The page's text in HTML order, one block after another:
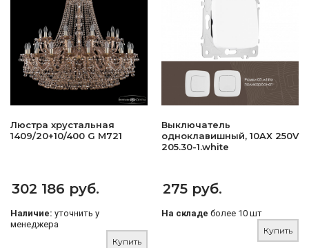
Люстра хрустальная
1409/20+10/400 G M721
302 186 руб.
Наличие: уточнить у
менеджера
Купить
Выключатель
одноклавишный, 10AX 250V
205.30-1.white
275 руб.
На складе более 10 шт
Купить